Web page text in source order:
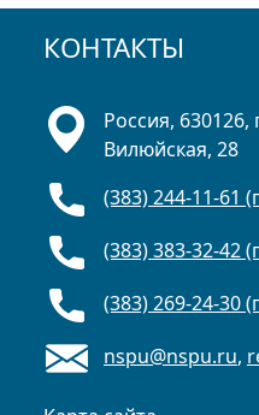
КОНТАКТЫ
Россия, 630126,
Вилюйская, 28
(383) 244-11-61
(383) 383-32-42
(383) 269-24-30
nspu@nspu.ru,